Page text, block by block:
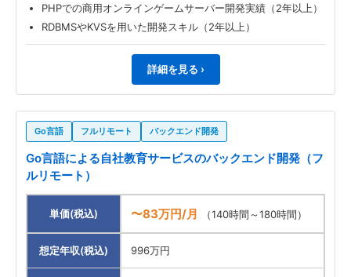
PHPでの商用オンラインゲームサーバー開発実績（2年以上）
RDBMSやKVSを用いた開発スキル（2年以上）
詳細を見る ›
Go言語 フルリモート バックエンド開発
Go言語による自社教育サービスのバックエンド開発（フ
ルリモート）
単価(税込) 〜83万円/月 （140時間～180時間）
想定年収(税込) 996万円